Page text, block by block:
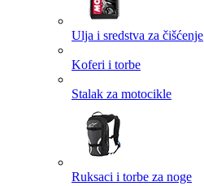
Ulja i sredstva za čišćenje
Koferi i torbe
Stalak za motocikle
Ruksaci i torbe za noge